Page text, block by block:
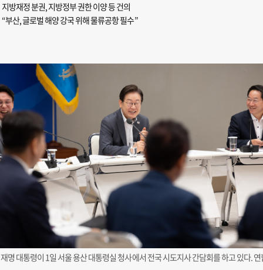
지방재정 분권, 지방정부 권한 이양 등 건의
“부산, 글로벌 해양 강국 위해 물류공항 필수”
명 대통령이 1일 서울 용산 대통령실 청사에서 전국 시도지사 간담회를 하고 있다. 연